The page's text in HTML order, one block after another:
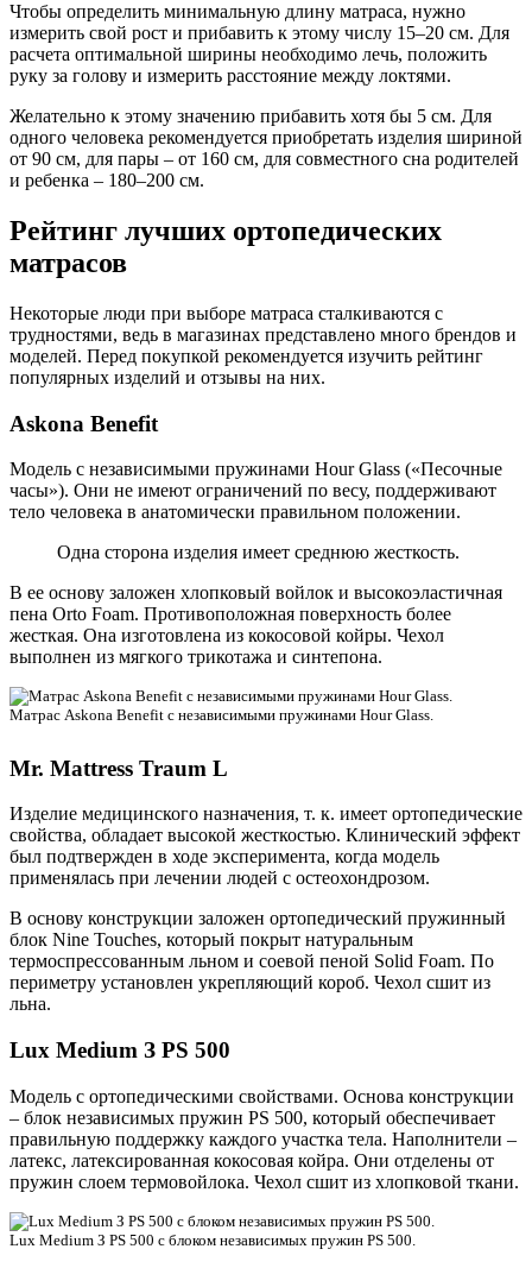
Чтобы определить минимальную длину матраса, нужно
измерить свой рост и прибавить к этому числу 15–20 см. Для
расчета оптимальной ширины необходимо лечь, положить
руку за голову и измерить расстояние между локтями.
Желательно к этому значению прибавить хотя бы 5 см. Для
одного человека рекомендуется приобретать изделия шириной
от 90 см, для пары – от 160 см, для совместного сна родителей
и ребенка – 180–200 см.
Рейтинг лучших ортопедических
матрасов
Некоторые люди при выборе матраса сталкиваются с
трудностями, ведь в магазинах представлено много брендов и
моделей. Перед покупкой рекомендуется изучить рейтинг
популярных изделий и отзывы на них.
Askona Benefit
Модель с независимыми пружинами Hour Glass («Песочные
часы»). Они не имеют ограничений по весу, поддерживают
тело человека в анатомически правильном положении.
Одна сторона изделия имеет среднюю жесткость.
В ее основу заложен хлопковый войлок и высокоэластичная
пена Orto Foam. Противоположная поверхность более
жесткая. Она изготовлена из кокосовой койры. Чехол
выполнен из мягкого трикотажа и синтепона.
Матрас Askona Benefit с независимыми пружинами Hour Glass.
Mr. Mattress Traum L
Изделие медицинского назначения, т. к. имеет ортопедические
свойства, обладает высокой жесткостью. Клинический эффект
был подтвержден в ходе эксперимента, когда модель
применялась при лечении людей с остеохондрозом.
В основу конструкции заложен ортопедический пружинный
блок Nine Touches, который покрыт натуральным
термоспрессованным льном и соевой пеной Solid Foam. По
периметру установлен укрепляющий короб. Чехол сшит из
льна.
Lux Medium З PS 500
Модель с ортопедическими свойствами. Основа конструкции
– блок независимых пружин PS 500, который обеспечивает
правильную поддержку каждого участка тела. Наполнители –
латекс, латексированная кокосовая койра. Они отделены от
пружин слоем термовойлока. Чехол сшит из хлопковой ткани.
Lux Medium З PS 500 с блоком независимых пружин PS 500.